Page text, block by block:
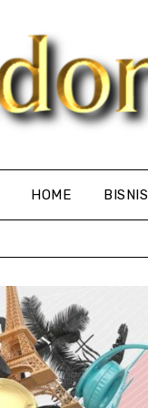
HOME BISNIS